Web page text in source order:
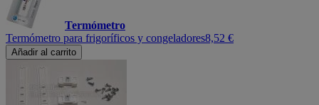
Termómetro
Termómetro para frigoríficos y congeladores8,52 €
Añadir al carrito